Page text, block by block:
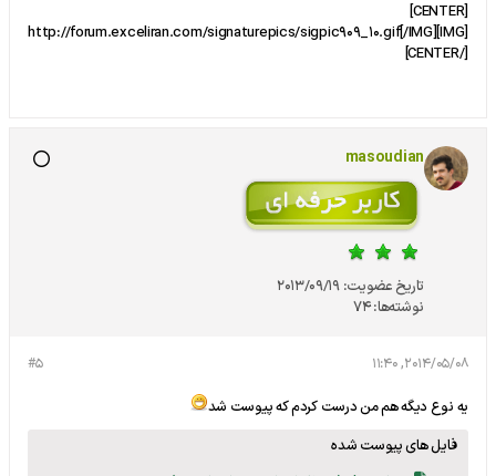
[CENTER]
[IMG]http://forum.exceliran.com/signaturepics/sigpic909_10.gif[/IMG]
[/CENTER]
masoudian
تاریخ عضویت: 2013/09/19
نوشته‌ها:74
#5 2014/05/08, 11:40
یه نوع دیگه هم من درست کردم که پیوست شد
فایل های پیوست شده